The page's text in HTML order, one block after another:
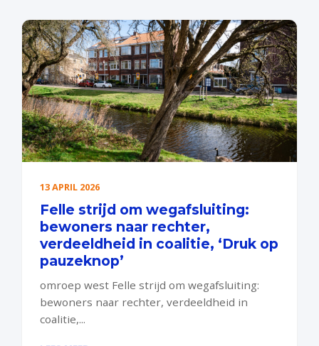
13 APRIL 2026
Felle strijd om wegafsluiting:
bewoners naar rechter,
verdeeldheid in coalitie, ‘Druk op
pauzeknop’
omroep west Felle strijd om wegafsluiting:
bewoners naar rechter, verdeeldheid in
coalitie,...